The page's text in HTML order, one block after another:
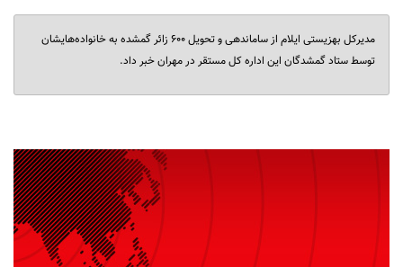
مدیرکل بهزیستی ایلام از ساماندهی و تحویل ۶۰۰ زائر گمشده به خانواده‌هایشان
توسط ستاد گمشدگان این اداره کل مستقر در مهران خبر داد.